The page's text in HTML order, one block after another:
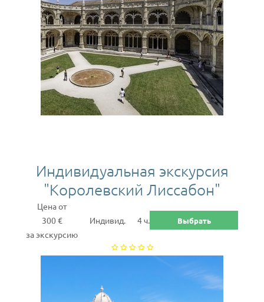
Индивидуальная экскурсия
"Королевский Лиссабон"
Цена от
300 €
за экскурсию
Индивид. 4 ч. Выбрать